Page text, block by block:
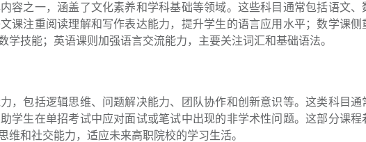
容之一，涵盖了文化素养和学科基础等领域。这些科目通常包括语文、
课注重阅读理解和写作表达能力，提升学生的语言应用水平；数学课侧
学技能；英语课则加强语言交流能力，主要关注词汇和基础语法。
，包括逻辑思维、问题解决能力、团队协作和创新意识等。这类科目通
学生在单招考试中应对面试或笔试中出现的非学术性问题。这部分课程
维和社交能力，适应未来高职院校的学习生活。